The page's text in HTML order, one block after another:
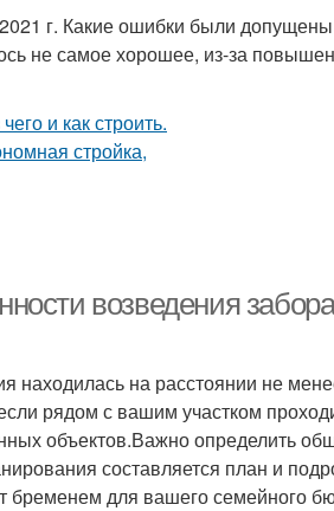
г. Какие ошибки были
не самое хорошее, из-за
возведения
находилась на расстоянии не
рядом с вашим участком
объектов.Важно определить
составляется план и
бременем для вашего семейного